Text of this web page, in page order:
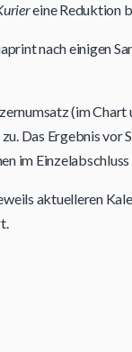
eine Reduktion
nach einigen
(im
Das Ergebnis vor
im
aktuelleren